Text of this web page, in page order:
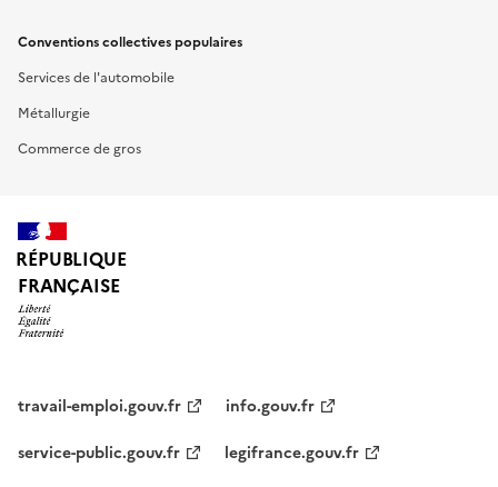
Conventions collectives populaires
Services de l'automobile
Métallurgie
Commerce de gros
RÉPUBLIQUE
FRANÇAISE
travail-emploi.gouv.fr
info.gouv.fr
service-public.gouv.fr
legifrance.gouv.fr